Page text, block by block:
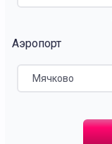
Аэропорт
Мячково